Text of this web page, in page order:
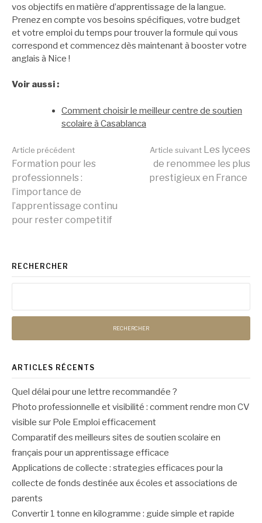
vos objectifs en matière d’apprentissage de la langue.
Prenez en compte vos besoins spécifiques, votre budget
et votre emploi du temps pour trouver la formule qui vous
correspond et commencez dès maintenant à booster votre
anglais à Nice !
Voir aussi :
Comment choisir le meilleur centre de soutien
scolaire à Casablanca
Lire
la
suite
Article précédent
Formation pour les
professionnels :
l’importance de
l’apprentissage continu
pour rester competitif
Article suivant Les lycees
de renommee les plus
prestigieux en France
RECHERCHER
ARTICLES RÉCENTS
Quel délai pour une lettre recommandée ?
Photo professionnelle et visibilité : comment rendre mon CV
visible sur Pole Emploi efficacement
Comparatif des meilleurs sites de soutien scolaire en
français pour un apprentissage efficace
Applications de collecte : strategies efficaces pour la
collecte de fonds destinée aux écoles et associations de
parents
Convertir 1 tonne en kilogramme : guide simple et rapide